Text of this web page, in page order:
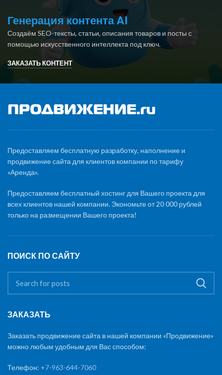
Генерация контента AI
Создаём SEO-тексты, статьи, описания товаров и посты с
помощью искусственного интеллекта под ключ.
ЗАКАЗАТЬ КОНТЕНТ
Предоставляем бесплатную разработку, наполнение и
продвижение сайта для клиентов компании по тарифу
«Аренда».
Предоставляем бесплатный хостинг для Вашего проекта для
всех клиентов нашей компании. Экономьте от 20 000 рублей
только на размещении Вашего проекта!
ПОИСК ПО САЙТУ
ЗАКАЗАТЬ
Заказать продвижение сайта в нашей компании «Продвижение»
можно любым удобным для Вас способом:
Телефон: +7-963-644-7060